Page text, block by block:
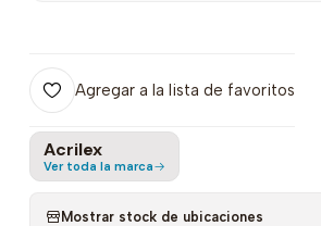
Agregar a la lista de favoritos
Acrilex
Ver toda la marca
Mostrar stock de ubicaciones